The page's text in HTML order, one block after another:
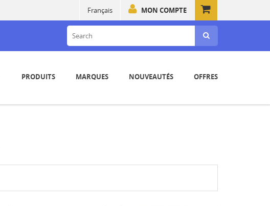
MON COMPTE
Français
PRODUITS MARQUES NOUVEAUTÉS OFFRES